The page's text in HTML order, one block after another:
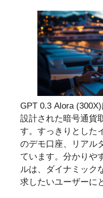
GPT 0.3 Alora
設計された暗号通貨
す。すっきりとした
のデモ口座、リアル
ています。分かりや
ルは、ダイナミック
求したいユーザーに